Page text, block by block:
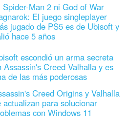
Spider-Man 2 ni God of War
El juego singleplayer
jugado de PS5 es de Ubisoft y
hace 5 años
escondió un arma secreta
Assassin's Creed Valhalla y es
de las más poderosas
Creed Origins y Valhalla
actualizan para solucionar
con Windows 11